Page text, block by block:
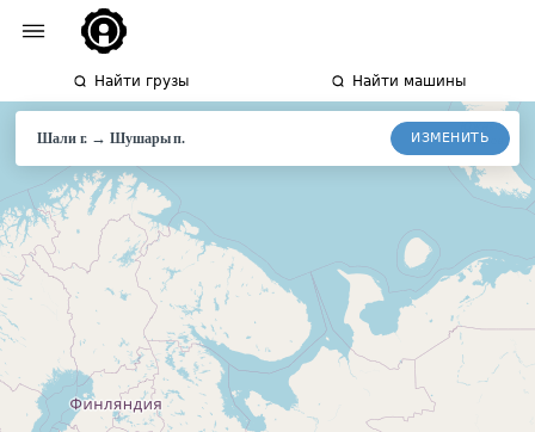
Найти грузы Найти машины
Шали г. →Шушарып. ИЗМЕНИТЬ